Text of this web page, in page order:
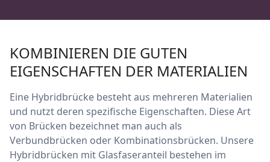
KOMBINIEREN DIE GUTEN
EIGENSCHAFTEN DER MATERIALIEN
Eine Hybridbrücke besteht aus mehreren Materialien
und nutzt deren spezifische Eigenschaften. Diese Art
von Brücken bezeichnet man auch als
Verbundbrücken oder Kombinationsbrücken. Unsere
Hybridbrücken mit Glasfaseranteil bestehen im